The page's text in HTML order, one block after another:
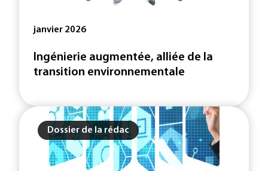
janvier 2026
Ingénierie augmentée, alliée de la
transition environnementale
Dossier de la rédac